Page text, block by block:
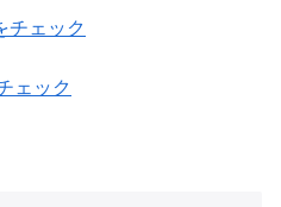
チェック
ェック